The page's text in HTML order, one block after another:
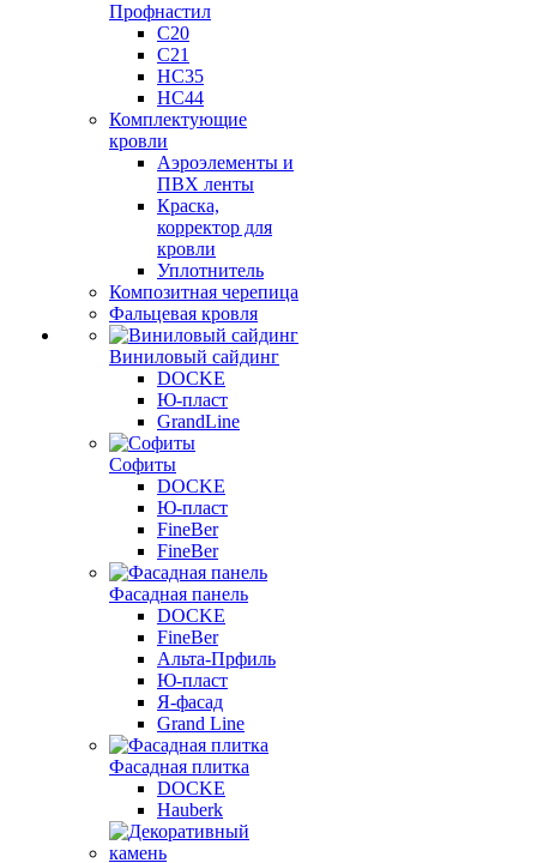
Профнастил
C20
C21
НС35
НС44
Комплектующие
кровли
Аэроэлементы и
ПВХ ленты
Краска,
корректор для
кровли
Уплотнитель
Композитная черепица
Фальцевая кровля
Виниловый сайдинг
DOCKE
Ю-пласт
GrandLine
Софиты
DOCKE
Ю-пласт
FineBer
FineBer
Фасадная панель
DOCKE
FineBer
Альта-Прфиль
Ю-пласт
Я-фасад
Grand Line
Фасадная плитка
DOCKE
Hauberk